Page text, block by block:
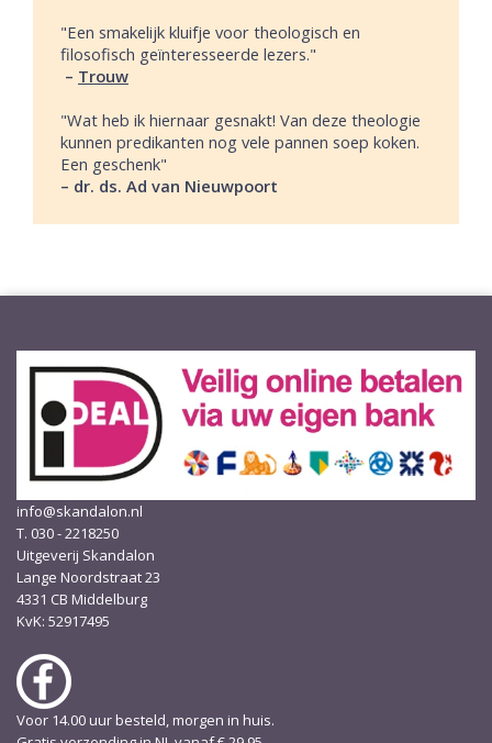
"Een smakelijk kluifje voor theologisch en
filosofisch geïnteresseerde lezers."
– Trouw
"Wat heb ik hiernaar gesnakt! Van deze theologie
kunnen predikanten nog vele pannen soep koken.
Een geschenk"
– dr. ds. Ad van Nieuwpoort
info@skandalon.nl
T. 030 - 2218250
Uitgeverij Skandalon
Lange Noordstraat 23
4331 CB Middelburg
KvK: 52917495
Voor 14.00 uur besteld, morgen in huis.